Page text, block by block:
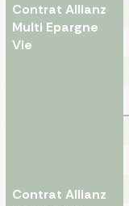
Contrat Allianz
Multi Epargne
Vie
Contrat Allianz